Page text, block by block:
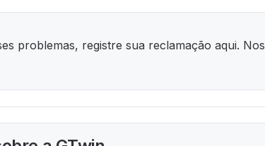
problemas, registre sua reclamação aqui.